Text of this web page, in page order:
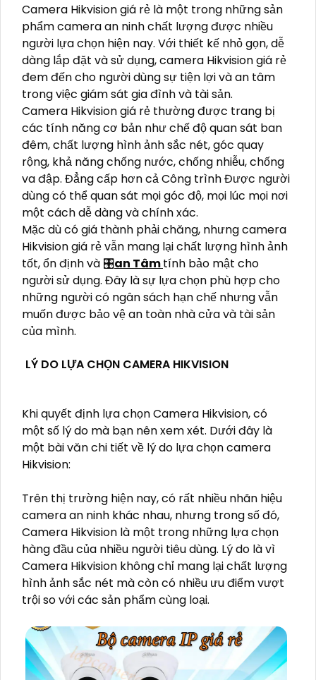
Camera Hikvision giá rẻ là một trong những sản
phẩm camera an ninh chất lượng được nhiều
người lựa chọn hiện nay. Với thiết kế nhỏ gọn, dễ
dàng lắp đặt và sử dụng, camera Hikvision giá rẻ
đem đến cho người dùng sự tiện lợi và an tâm
trong việc giám sát gia đình và tài sản.
Camera Hikvision giá rẻ thường được trang bị
các tính năng cơ bản như chế độ quan sát ban
đêm, chất lượng hình ảnh sắc nét, góc quay
rộng, khả năng chống nước, chống nhiễu, chống
va đập. Đẳng cấp hơn cả Công trình Được người
dùng có thể quan sát mọi góc độ, mọi lúc mọi nơi
một cách dễ dàng và chính xác.
Mặc dù có giá thành phải chăng, nhưng camera
Hikvision giá rẻ vẫn mang lại chất lượng hình ảnh
tốt, ổn định và 🎛an Tâmtính bảo mật cho
người sử dụng. Đây là sự lựa chọn phù hợp cho
những người có ngân sách hạn chế nhưng vẫn
muốn được bảo vệ an toàn nhà cửa và tài sản
của mình.
LÝ DO LỰA CHỌN CAMERA HIKVISION
Khi quyết định lựa chọn Camera Hikvision, có
một số lý do mà bạn nên xem xét. Dưới đây là
một bài văn chi tiết về lý do lựa chọn camera
Hikvision:
Trên thị trường hiện nay, có rất nhiều nhãn hiệu
camera an ninh khác nhau, nhưng trong số đó,
Camera Hikvision là một trong những lựa chọn
hàng đầu của nhiều người tiêu dùng. Lý do là vì
Camera Hikvision không chỉ mang lại chất lượng
hình ảnh sắc nét mà còn có nhiều ưu điểm vượt
trội so với các sản phẩm cùng loại.